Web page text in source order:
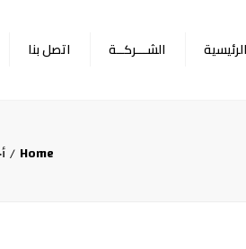
الرئيسية الشـــركــة اتصل بنا
Home